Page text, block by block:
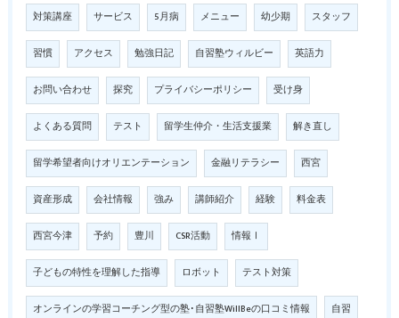
対策講座 サービス 5月病 メニュー 幼少期 スタッフ
習慣 アクセス 勉強日記 自習塾ウィルビー 英語力
お問い合わせ 探究 プライバシーポリシー 受け身
よくある質問 テスト 留学生仲介・生活支援業 解き直し
留学希望者向けオリエンテーション 金融リテラシー 西宮
資産形成 会社情報 強み 講師紹介 経験 料金表
西宮今津 予約 豊川 CSR活動 情報Ⅰ
子どもの特性を理解した指導 ロボット テスト対策
オンラインの学習コーチング型の塾･自習塾WillBeの口コミ情報 自習